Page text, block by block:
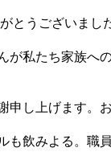
うございま
私たち家族
し上げます。
飲みよる。